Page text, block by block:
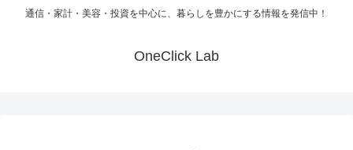
通信・家計・美容・投資を中心に、暮らしを豊かにする情報を発信中！
OneClick Lab